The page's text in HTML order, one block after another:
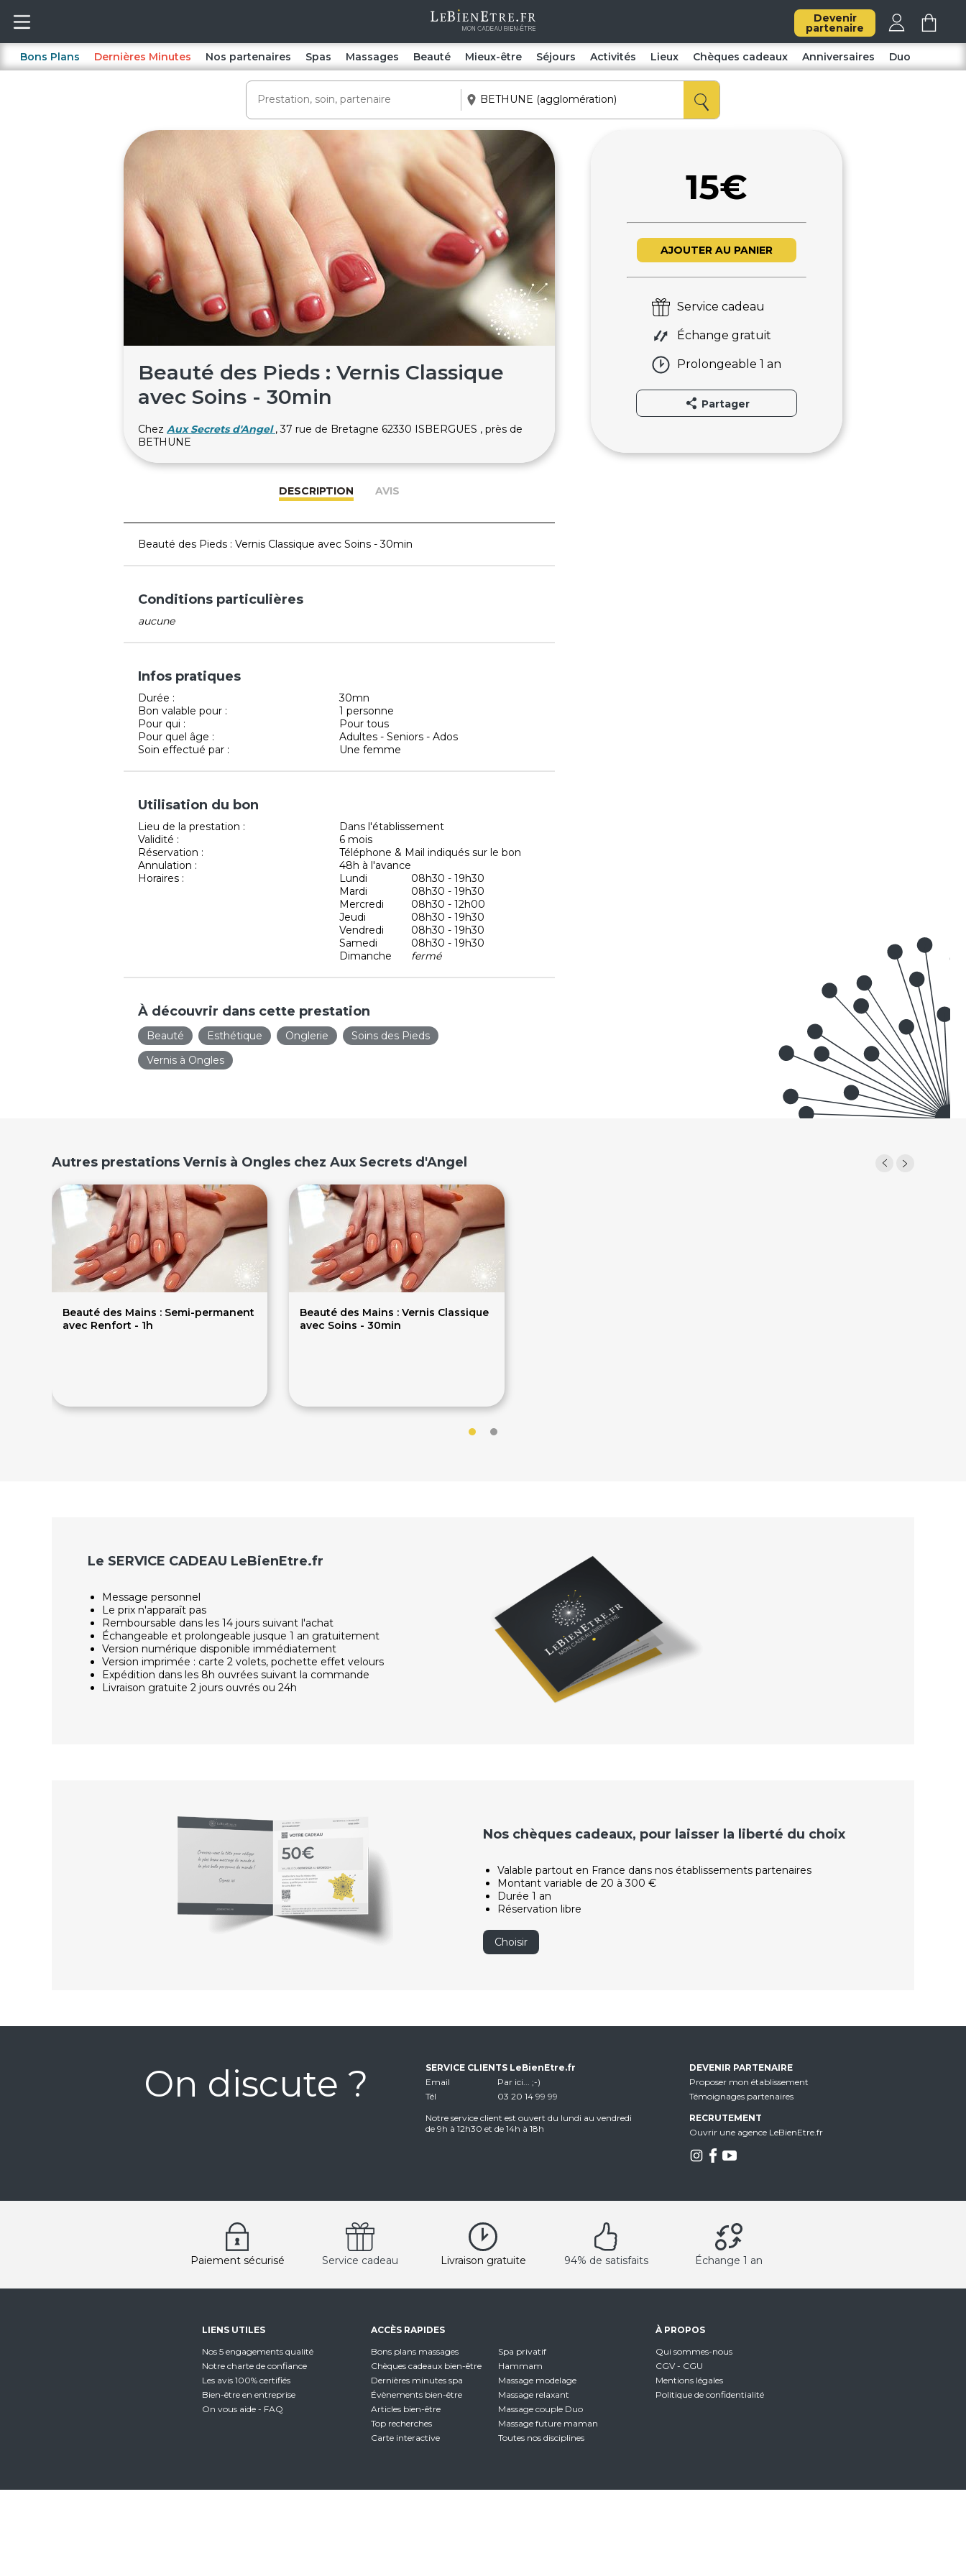
Devenir
partenaire
Bons Plans Dernières Minutes Nos partenaires Spas Massages Beauté Mieux-être Séjours Activités Lieux Chèques cadeaux Anniversaires Duo
Beauté des Pieds : Vernis Classique
avec Soins - 30min
Chez Aux Secrets d'Angel , 37 rue de Bretagne 62330 ISBERGUES , près de
BETHUNE
DESCRIPTION AVIS
Beauté des Pieds : Vernis Classique avec Soins - 30min
Conditions particulières
aucune
Infos pratiques
Durée :
30mn
Bon valable pour :
1 personne
Pour qui :
Pour tous
Pour quel âge :
Adultes - Seniors - Ados
Soin effectué par :
Une femme
Utilisation du bon
Lieu de la prestation :
Dans l'établissement
Validité :
6 mois
Réservation :
Téléphone & Mail indiqués sur le bon
Annulation :
48h à l'avance
Horaires :
Lundi
08h30 - 19h30
Mardi
08h30 - 19h30
Mercredi
08h30 - 12h00
Jeudi
08h30 - 19h30
Vendredi
08h30 - 19h30
Samedi
08h30 - 19h30
Dimanche
fermé
À découvrir dans cette prestation
Beauté Esthétique Onglerie
Soins des Pieds
Vernis à Ongles
15€
AJOUTER AU PANIER
Service cadeau
Échange gratuit
Prolongeable 1 an
Partager
Autres prestations Vernis à Ongles chez Aux Secrets d'Angel
Beauté des Mains : Semi-permanent
avec Renfort - 1h
Beauté des Mains : Vernis Classique
avec Soins - 30min
Le SERVICE CADEAU LeBienEtre.fr
Message personnel
Le prix n'apparaît pas
Remboursable dans les 14 jours suivant l'achat
Échangeable et prolongeable jusque 1 an gratuitement
Version numérique disponible immédiatement
Version imprimée : carte 2 volets, pochette effet velours
Expédition dans les 8h ouvrées suivant la commande
Livraison gratuite 2 jours ouvrés ou 24h
Nos chèques cadeaux, pour laisser la liberté du choix
Valable partout en France dans nos établissements partenaires
Montant variable de 20 à 300 €
Durée 1 an
Réservation libre
Choisir
On discute ?
SERVICE CLIENTS LeBienEtre.fr
Email
Par ici... ;-)
Tél
03 20 14 99 99
Notre service client est ouvert du lundi au vendredi
de 9h à 12h30 et de 14h à 18h
DEVENIR PARTENAIRE
Proposer mon établissement
Témoignages partenaires
RECRUTEMENT
Ouvrir une agence LeBienEtre.fr
Paiement sécurisé Service cadeau Livraison gratuite 94% de satisfaits Échange 1 an
LIENS UTILES
Nos 5 engagements qualité
Notre charte de confiance
Les avis 100% certifiés
Bien-être en entreprise
On vous aide - FAQ
ACCÈS RAPIDES
Bons plans massages
Chèques cadeaux bien-être
Dernières minutes spa
Évènements bien-être
Articles bien-être
Top recherches
Carte interactive
Spa privatif
Hammam
Massage modelage
Massage relaxant
Massage couple Duo
Massage future maman
Toutes nos disciplines
À PROPOS
Qui sommes-nous
CGV - CGU
Mentions légales
Politique de confidentialité